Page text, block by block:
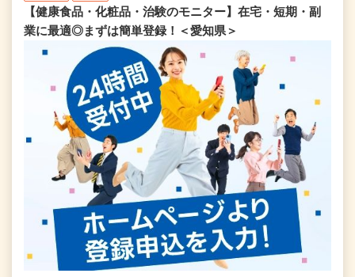
【健康食品・化粧品・治験のモニター】在宅・短期・副
業に最適◎まずは簡単登録！＜愛知県＞